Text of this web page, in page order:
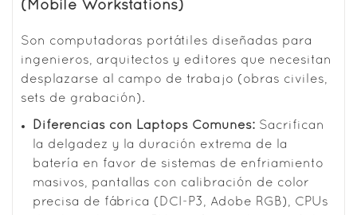
(Mobile Workstations)
Son computadoras portátiles diseñadas para
ingenieros, arquitectos y editores que necesitan
desplazarse al campo de trabajo (obras civiles,
sets de grabación).
Diferencias con Laptops Comunes: Sacrifican
la delgadez y la duración extrema de la
batería en favor de sistemas de enfriamiento
masivos, pantallas con calibración de color
precisa de fábrica (DCI-P3, Adobe RGB), CPUs